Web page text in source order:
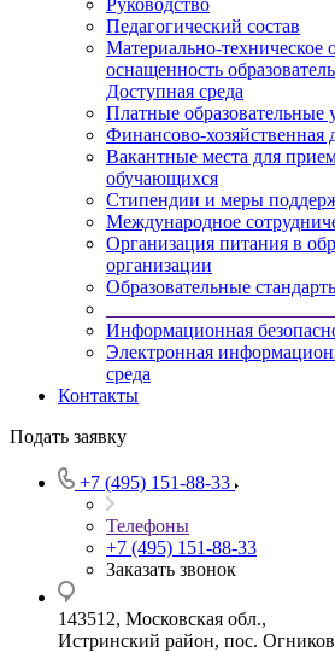
Руководство
Педагогический состав
Материально-техническое
оснащенность
Доступная среда
Платные образовательные
Финансово-хозяйственная
Вакантные места для
обучающихся
Стипендии и меры
Международное
Организация питания в
организации
Образовательные
Информационная
Электронная
среда
Контакты
Подать заявку
+7 (495) 151-88-33
Телефоны
+7 (495) 151-88-33
Заказать звонок
143512, Московская обл.,
Истринский район, пос.